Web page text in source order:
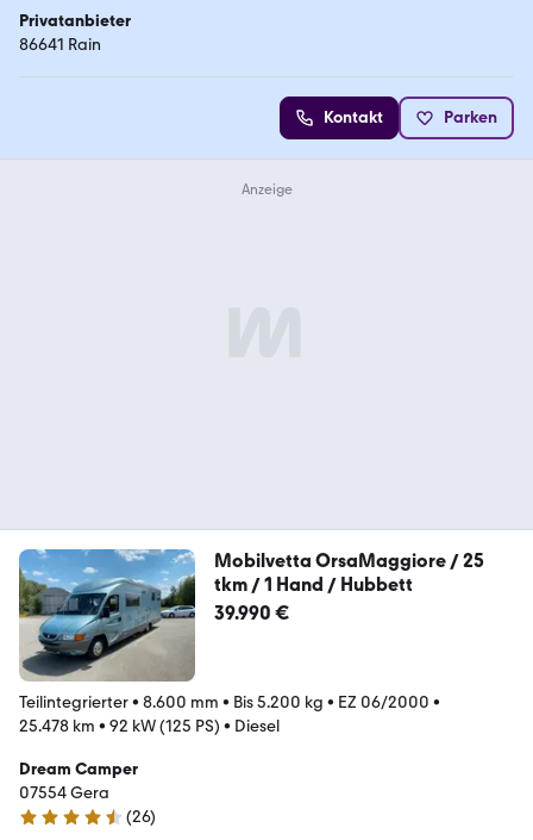
Privatanbieter
86641 Rain
Kontakt Parken
Mobilvetta OrsaMaggiore / 25
tkm / 1 Hand / Hubbett
39.990 €
Teilintegrierter• 8.600 mm • Bis 5.200 kg • EZ 06/2000 •
25.478 km • 92 kW (125 PS) • Diesel
Dream Camper
07554 Gera
4.7 Sterne
(26)